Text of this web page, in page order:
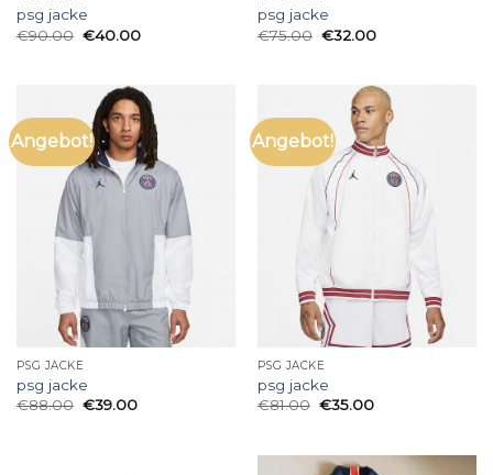
psg jacke
€90.00 €40.00
psg jacke
€75.00 €32.00
Angebot!
PSG JACKE
psg jacke
€88.00 €39.00
Angebot!
PSG JACKE
psg jacke
€81.00 €35.00